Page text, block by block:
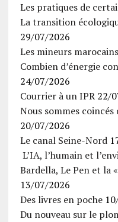
Les pratiques de
La transition
29/07/2026
Les mineurs
Combien d’énergie
24/07/2026
Courrier à un IPR 22/
Nous sommes
20/07/2026
Le canal Seine-Nord
L’IA, l’humain et
Bardella, Le Pen et la
13/07/2026
Des livres en poche
Du nouveau sur le